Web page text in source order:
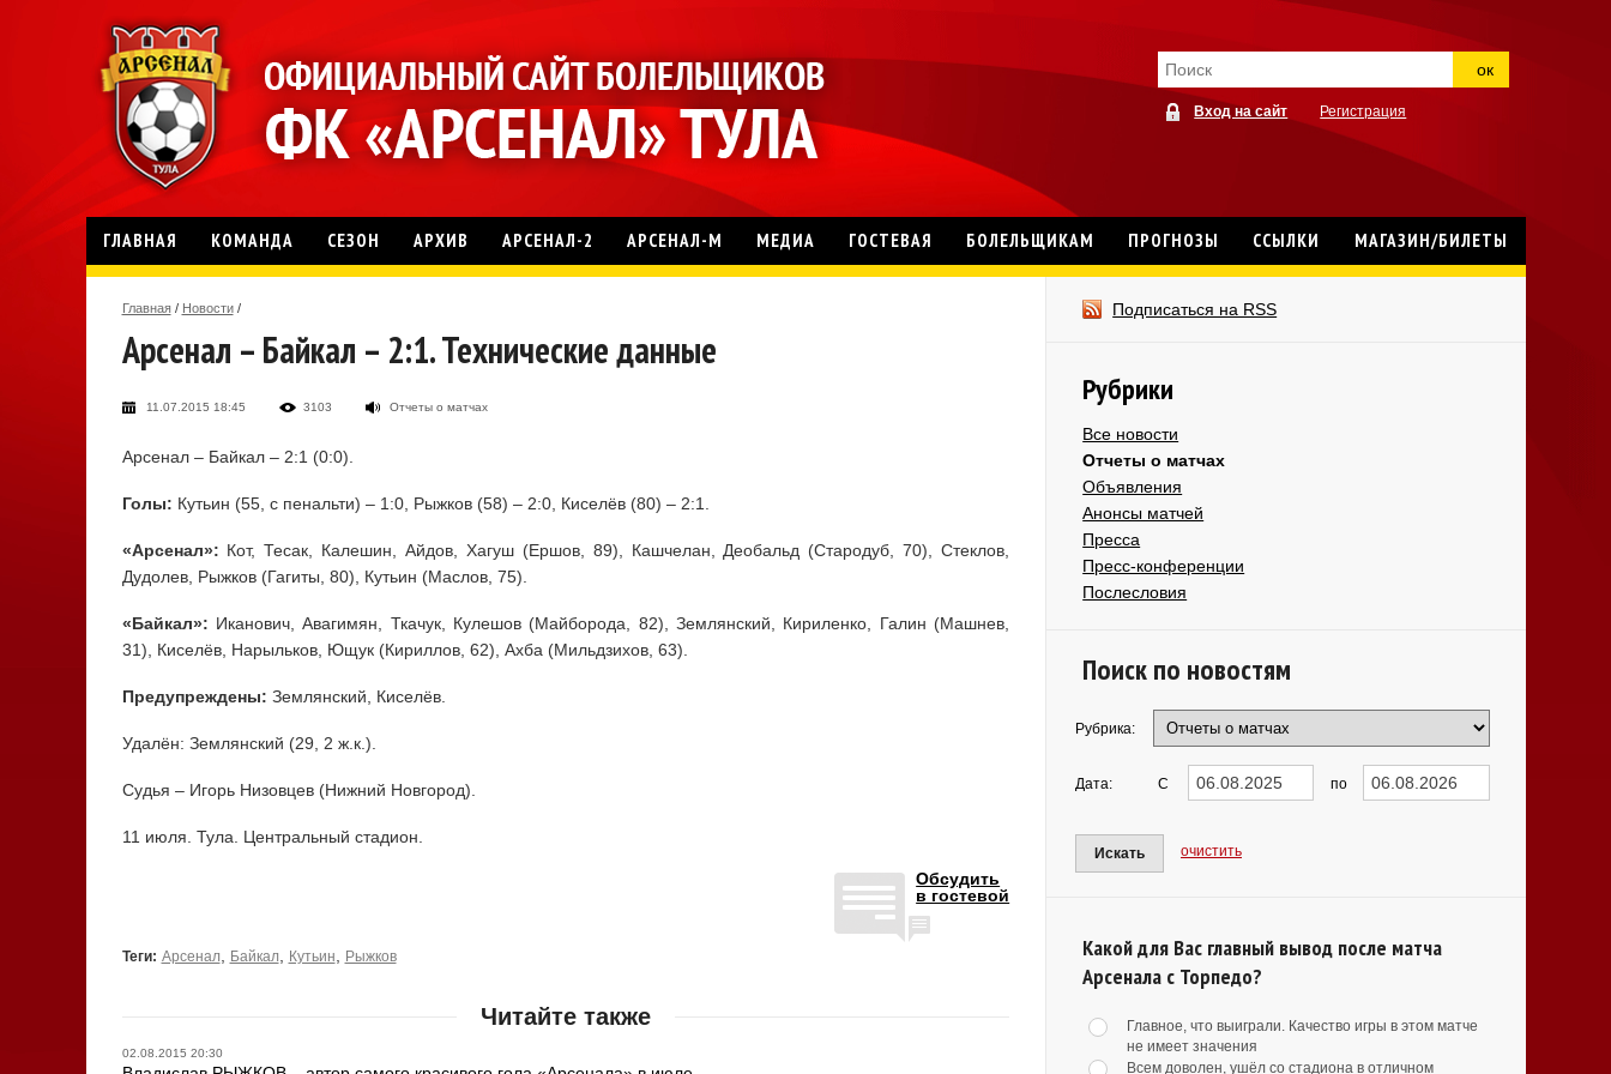
ок
Вход на сайт Регистрация
ГЛАВНАЯ КОМАНДА СЕЗОН АРХИВ АРСЕНАЛ-2 АРСЕНАЛ-М МЕДИА ГОСТЕВАЯ БОЛЕЛЬЩИКАМ ПРОГНОЗЫ ССЫЛКИ МАГАЗИН/БИЛЕТЫ
Главная / Новости /
Арсенал – Байкал – 2:1. Технические данные
11.07.2015 18:45 3103 Отчеты о матчах
Арсенал – Байкал – 2:1 (0:0).
Голы: Кутьин (55, с пенальти) – 1:0, Рыжков (58) – 2:0, Киселёв (80) – 2:1.
«Арсенал»: Кот, Тесак, Калешин, Айдов, Хагуш (Ершов, 89), Кашчелан, Деобальд (Стародуб, 70), Стеклов,
Дудолев, Рыжков (Гагиты, 80), Кутьин (Маслов, 75).
«Байкал»: Иканович, Авагимян, Ткачук, Кулешов (Майборода, 82), Землянский, Кириленко, Галин (Машнев,
31), Киселёв, Нарыльков, Ющук (Кириллов, 62), Ахба (Мильдзихов, 63).
Предупреждены: Землянский, Киселёв.
Удалён: Землянский (29, 2 ж.к.).
Судья – Игорь Низовцев (Нижний Новгород).
11 июля. Тула. Центральный стадион.
Обсудить
в гостевой
Теги: Арсенал, Байкал, Кутьин, Рыжков
Читайте также
02.08.2015 20:30
Подписаться на RSS
Рубрики
Все новости
Отчеты о матчах
Объявления
Анонсы матчей
Пресса
Пресс-конференции
Послесловия
Поиск по новостям
Рубрика:
Дата: С по
Искать очистить
Какой для Вас главный вывод после матча
Арсенала с Торпедо?
Главное, что выиграли. Качество игры в этом матче
не имеет значения
Всем доволен, ушёл со стадиона в отличном